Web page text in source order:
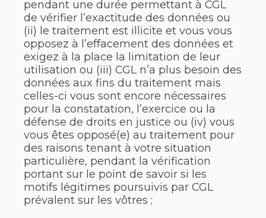
pendant une durée permettant à CGL
de vérifier l’exactitude des données ou
(ii) le traitement est illicite et vous vous
opposez à l’effacement des données et
exigez à la place la limitation de leur
utilisation ou (iii) CGL n’a plus besoin des
données aux fins du traitement mais
celles-ci vous sont encore nécessaires
pour la constatation, l’exercice ou la
défense de droits en justice ou (iv) vous
vous êtes opposé(e) au traitement pour
des raisons tenant à votre situation
particulière, pendant la vérification
portant sur le point de savoir si les
motifs légitimes poursuivis par CGL
prévalent sur les vôtres ;